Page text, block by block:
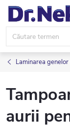
Treci
conținut
Laminarea
aurii